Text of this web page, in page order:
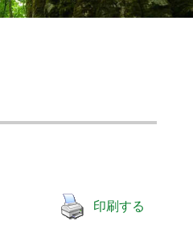
印刷する